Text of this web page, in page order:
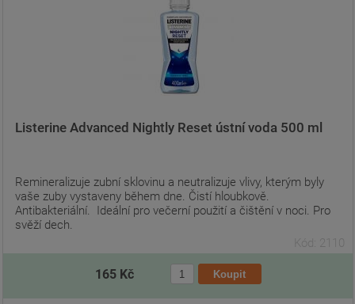
Listerine Advanced Nightly Reset ústní voda 500 ml
Remineralizuje zubní sklovinu a neutralizuje vlivy, kterým byly
vaše zuby vystaveny během dne. Čistí hloubkově.
Antibakteriální. Ideální pro večerní použití a čištění v noci. Pro
svěží dech.
Kód: 2110
165 Kč